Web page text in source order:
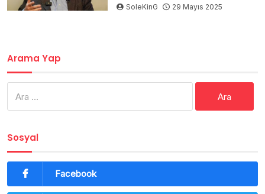
SoleKinG 29 Mayıs 2025
Arama Yap
Sosyal
Facebook